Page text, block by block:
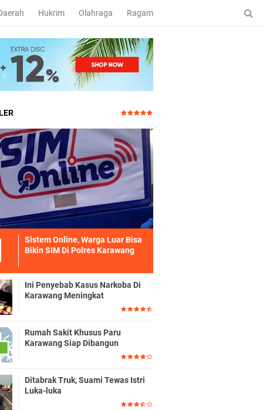
Hukrim Olahraga Ragam
Sistem Online, Warga Luar Bisa
Bikin SIM Di Polres Karawang
Ini Penyebab Kasus Narkoba Di
Karawang Meningkat
Rumah Sakit Khusus Paru
Karawang Siap Dibangun
Ditabrak Truk, Suami Tewas Istri
Luka-luka